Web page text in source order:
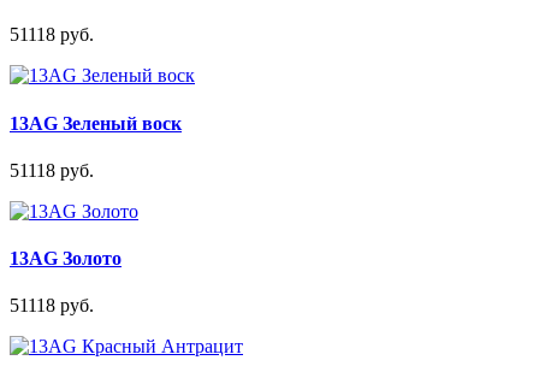
51118 руб.
13AG Зеленый воск
51118 руб.
13AG Золото
51118 руб.